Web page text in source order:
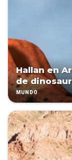
Hallan en
de
MUNDO